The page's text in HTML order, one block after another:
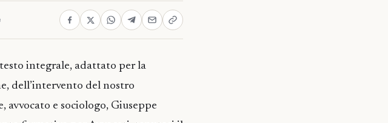
integrale, adattato per la
dell’intervento del nostro
avvocato e sociologo, Giuseppe